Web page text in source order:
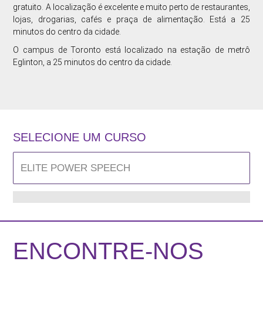
gratuito. A localização é excelente e muito perto de restaurantes,
lojas, drogarias, cafés e praça de alimentação. Está a 25
minutos do centro da cidade.
O campus de Toronto está localizado na estação de metrô
Eglinton, a 25 minutos do centro da cidade.
SELECIONE UM CURSO
ENCONTRE-NOS